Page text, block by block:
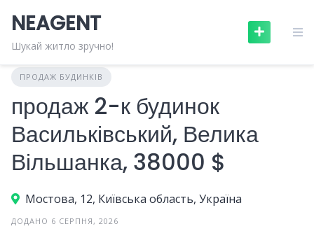
content
NEAGENT
Шукай житло зручно!
ПРОДАЖ БУДИНКІВ
продаж 2-к будинок
Васильківський, Велика
Вільшанка, 38000 $
Мостова, 12, Київська область, Україна
ДОДАНО 6 СЕРПНЯ, 2026